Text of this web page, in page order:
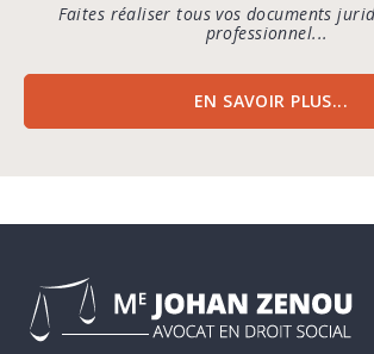
Faites réaliser tous vos documents
professionnel...
EN SAVOIR PLUS...